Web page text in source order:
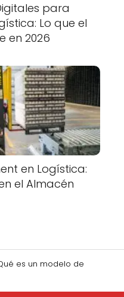
para
Lo que el
en 2026
en Logística:
el Almacén
es un modelo de